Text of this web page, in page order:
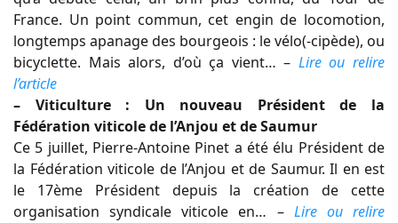
France. Un point commun, cet engin de locomotion,
longtemps apanage des bourgeois : le vélo(-cipède), ou
bicyclette. Mais alors, d’où ça vient… – Lire ou relire
l’article
– Viticulture : Un nouveau Président de la
Fédération viticole de l’Anjou et de Saumur
Ce 5 juillet, Pierre-Antoine Pinet a été élu Président de
la Fédération viticole de l’Anjou et de Saumur. Il en est
le 17ème Président depuis la création de cette
organisation syndicale viticole en… – Lire ou relire